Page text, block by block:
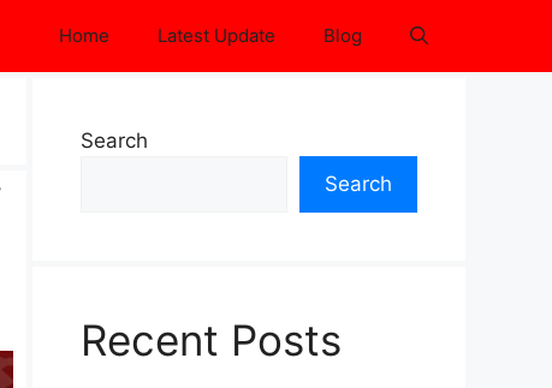
Home Latest Update Blog
Search
Search
Recent Posts